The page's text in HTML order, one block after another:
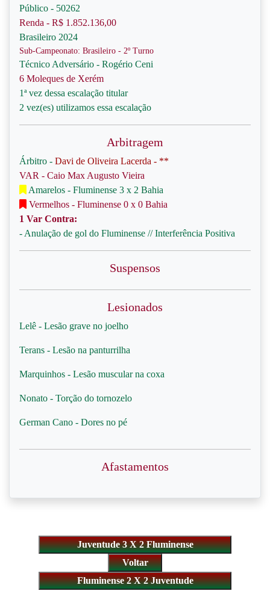
Público - 50262
Renda - R$ 1.852.136,00
Brasileiro 2024
Sub-Campeonato: Brasileiro - 2º Turno
Técnico Adversário - Rogério Ceni
6 Moleques de Xerém
1ª vez dessa escalação titular
2 vez(es) utilizamos essa escalação
Arbitragem
Árbitro - Davi de Oliveira Lacerda - **
VAR - Caio Max Augusto Vieira
Amarelos - Fluminense 3 x 2 Bahia
Vermelhos - Fluminense 0 x 0 Bahia
1 Var Contra:
- Anulação de gol do Fluminense // Interferência Positiva
Suspensos
Lesionados
Lelê - Lesão grave no joelho
Terans - Lesão na panturrilha
Marquinhos - Lesão muscular na coxa
Nonato - Torção do tornozelo
German Cano - Dores no pé
Afastamentos